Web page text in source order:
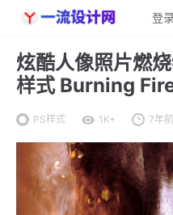
登录
炫酷人像照片燃
样式 Burning
PS样式 1K+ 7年前